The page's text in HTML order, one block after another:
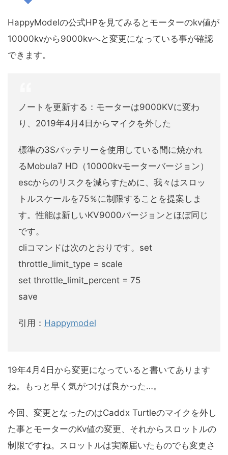
HappyModelの公式HPを見てみるとモーターのkv値が
10000kvから9000kvへと変更になっている事が確認
できます。
ノートを更新する：モーターは9000KVに変わ
り、2019年4月4日からマイクを外した
標準の3Sバッテリーを使用している間に焼かれ
るMobula7 HD（10000kvモーターバージョン）
escからのリスクを減らすために、我々はスロッ
トルスケールを75％に制限することを提案しま
す。性能は新しいKV9000バージョンとほぼ同じ
です。
cliコマンドは次のとおりです。set
throttle_limit_type = scale
set throttle_limit_percent = 75
save
引用： Happymodel
19年4月4日から変更になっていると書いてあります
ね。もっと早く気がつけば良かった…。
今回、変更となったのはCaddx Turtleのマイクを外し
た事とモーターのKv値の変更、それからスロットルの
制限ですね。スロットルは実際届いたものでも変更さ